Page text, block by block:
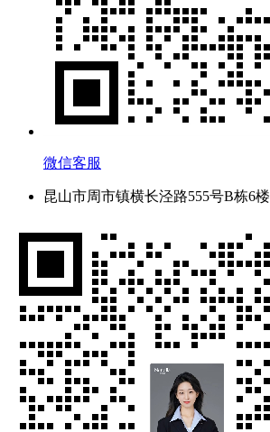
微信客服
昆山市周市镇横长泾路555号B栋6楼